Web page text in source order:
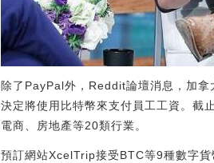
除了PayPal外，Reddit論壇消息，加拿
決定將使用比特幣來支付員工工資。截
電商、房地產等20類行業。
預訂網站XcelTrip接受BTC等9種數字